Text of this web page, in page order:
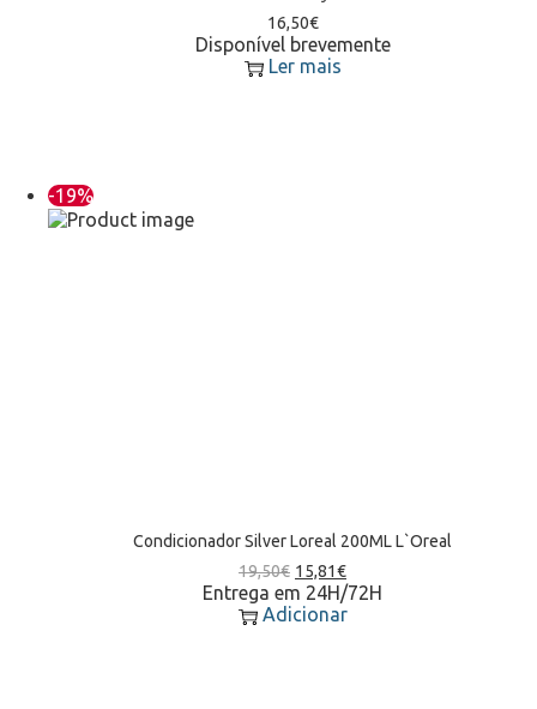
16,50€
Disponível brevemente
Ler mais
-19%
Condicionador Silver Loreal 200ML L`Oreal
19,50€ 15,81€
Entrega em 24H/72H
Adicionar